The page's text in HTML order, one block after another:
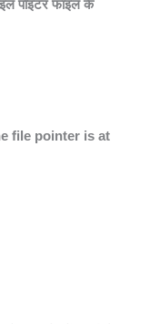
पॉइंटर फाइल के
file pointer is at